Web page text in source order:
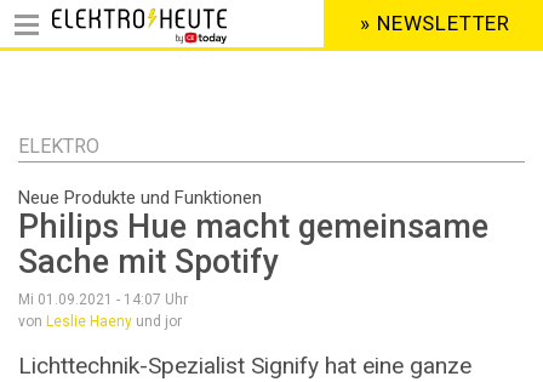
Inhalt
HEADER
MENU
» NEWSLETTER
ELEKTRO
Neue Produkte und Funktionen
Philips Hue macht gemeinsame
Sache mit Spotify
Mi 01.09.2021 - 14:07 Uhr
von Leslie Haeny und jor
Lichttechnik-Spezialist Signify hat eine ganze